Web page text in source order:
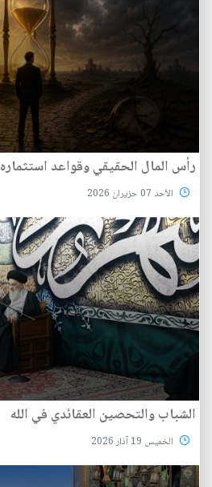
رأس المال الحقيقي وقواعد استثماره
الأحد 07 حزيران 2026
الشباب والتحصين العقائدي في الله
الخميس 19 آذار 2026